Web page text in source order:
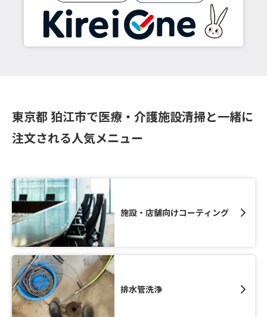
東京都 狛江市で医療・介護施設清掃と一緒に
注文される人気メニュー
施設・店舗向けコーティング
排水管洗浄